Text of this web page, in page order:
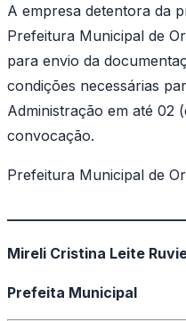
A empresa detentora da
Prefeitura Municipal de
para envio da
condições necessárias
Administração em até 02
convocação.
Prefeitura Municipal de
Mireli Cristina Leite
Prefeita Municipal